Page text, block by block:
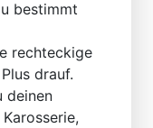
bestimmt
rechteckige
drauf.
deinen